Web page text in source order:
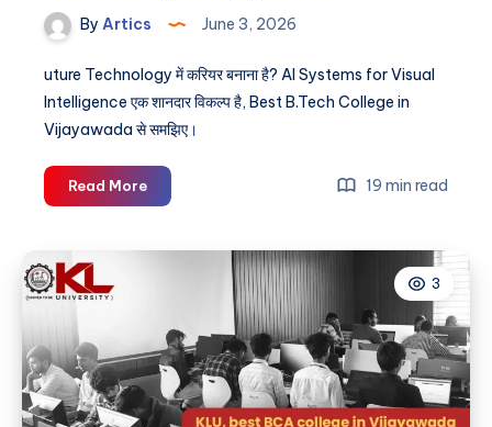
By Artics June 3, 2026
uture Technology में करियर बनाना है? AI Systems for Visual
Intelligence एक शानदार विकल्प है, Best B.Tech College in
Vijayawada से समझिए।
Read MoreMake
it
AI
@
best
19 min read
3